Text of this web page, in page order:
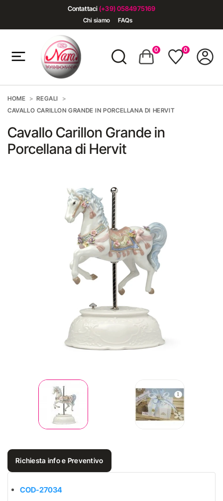
Contattaci (+39) 0584975169
Chi siamo FAQs
0 0
HOME
REGALI
CAVALLO CARILLON GRANDE IN PORCELLANA DI HERVIT
Cavallo Carillon Grande in
Porcellana di Hervit
Richiesta info e Preventivo
COD-27034